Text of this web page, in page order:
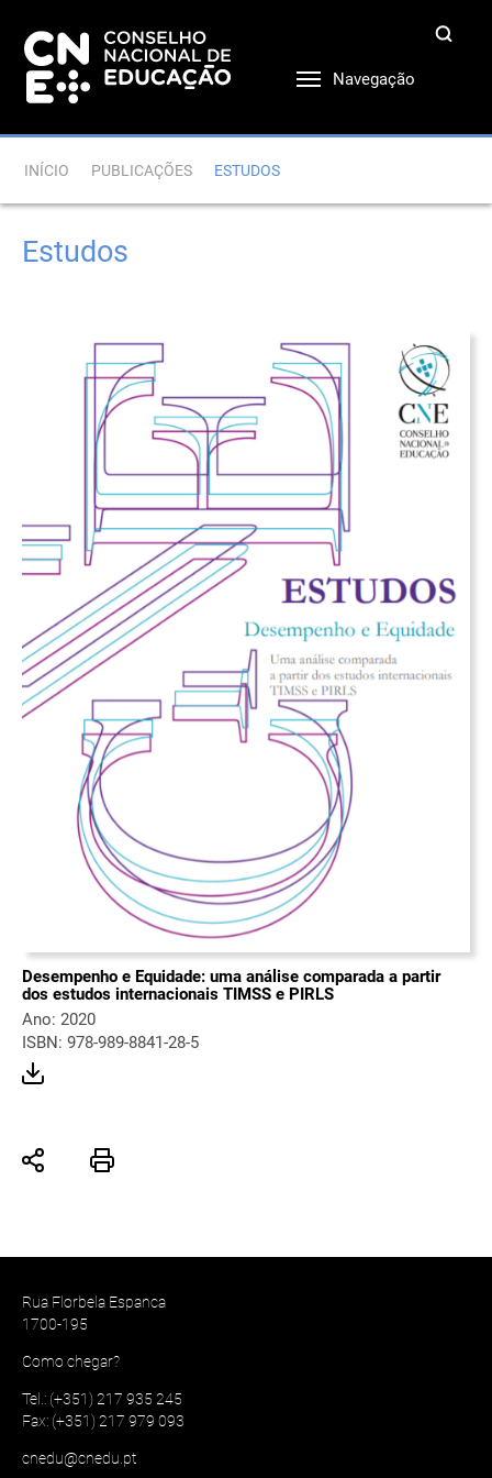
Navegação
INÍCIO PUBLICAÇÕES ESTUDOS
Estudos
Desempenho e Equidade: uma análise comparada a partir
dos estudos internacionais TIMSS e PIRLS
Ano: 2020
ISBN: 978-989-8841-28-5
Rua Florbela Espanca
1700-195
Como chegar?
Tel.: (+351) 217 935 245
Fax: (+351) 217 979 093
cnedu@cnedu.pt